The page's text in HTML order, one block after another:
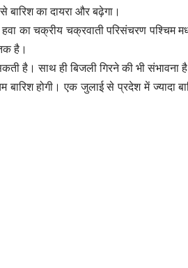
बारिश का दायरा और बढ़ेगा।
का चक्रीय चक्रवाती परिसंचरण पश्चिम
है।
है। साथ ही बिजली गिरने की भी संभावना
होगी। एक जुलाई से प्रदेश में ज्यादा